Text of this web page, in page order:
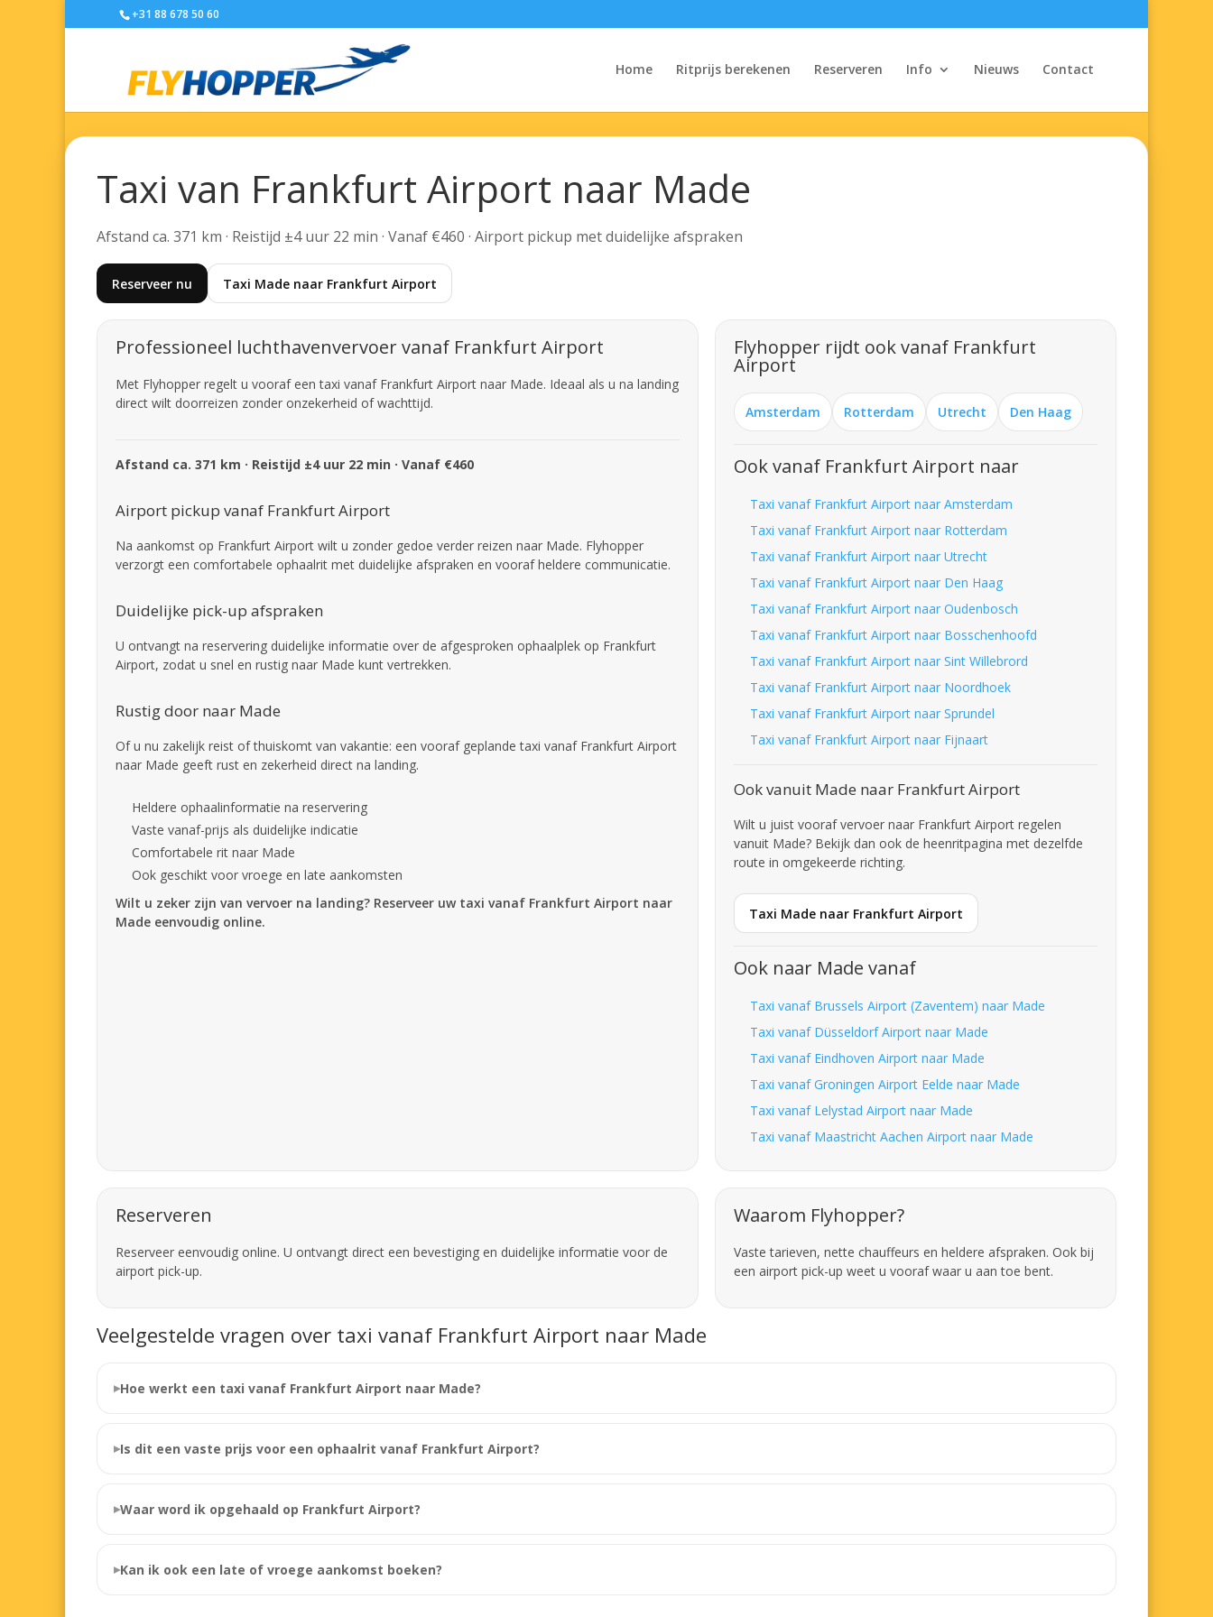
+31 88 678 50 60
Home Ritprijs berekenen Reserveren Info Nieuws Contact
Taxi van Frankfurt Airport naar Made
Afstand ca. 371 km · Reistijd ±4 uur 22 min · Vanaf €460 · Airport pickup met duidelijke afspraken
Reserveer nu Taxi Made naar Frankfurt Airport
Professioneel luchthavenvervoer vanaf Frankfurt Airport
Met Flyhopper regelt u vooraf een taxi vanaf Frankfurt Airport naar Made. Ideaal als u na landing
direct wilt doorreizen zonder onzekerheid of wachttijd.
Afstand ca. 371 km · Reistijd ±4 uur 22 min · Vanaf €460
Airport pickup vanaf Frankfurt Airport
Na aankomst op Frankfurt Airport wilt u zonder gedoe verder reizen naar Made. Flyhopper
verzorgt een comfortabele ophaalrit met duidelijke afspraken en vooraf heldere communicatie.
Duidelijke pick-up afspraken
U ontvangt na reservering duidelijke informatie over de afgesproken ophaalplek op Frankfurt
Airport, zodat u snel en rustig naar Made kunt vertrekken.
Rustig door naar Made
Of u nu zakelijk reist of thuiskomt van vakantie: een vooraf geplande taxi vanaf Frankfurt Airport
naar Made geeft rust en zekerheid direct na landing.
Heldere ophaalinformatie na reservering
Vaste vanaf-prijs als duidelijke indicatie
Comfortabele rit naar Made
Ook geschikt voor vroege en late aankomsten
Wilt u zeker zijn van vervoer na landing? Reserveer uw taxi vanaf Frankfurt Airport naar
Made eenvoudig online.
Flyhopper rijdt ook vanaf Frankfurt
Airport
Amsterdam Rotterdam Utrecht Den Haag
Ook vanaf Frankfurt Airport naar
Taxi vanaf Frankfurt Airport naar Amsterdam
Taxi vanaf Frankfurt Airport naar Rotterdam
Taxi vanaf Frankfurt Airport naar Utrecht
Taxi vanaf Frankfurt Airport naar Den Haag
Taxi vanaf Frankfurt Airport naar Oudenbosch
Taxi vanaf Frankfurt Airport naar Bosschenhoofd
Taxi vanaf Frankfurt Airport naar Sint Willebrord
Taxi vanaf Frankfurt Airport naar Noordhoek
Taxi vanaf Frankfurt Airport naar Sprundel
Taxi vanaf Frankfurt Airport naar Fijnaart
Ook vanuit Made naar Frankfurt Airport
Wilt u juist vooraf vervoer naar Frankfurt Airport regelen
vanuit Made? Bekijk dan ook de heenritpagina met dezelfde
route in omgekeerde richting.
Taxi Made naar Frankfurt Airport
Ook naar Made vanaf
Taxi vanaf Brussels Airport (Zaventem) naar Made
Taxi vanaf Düsseldorf Airport naar Made
Taxi vanaf Eindhoven Airport naar Made
Taxi vanaf Groningen Airport Eelde naar Made
Taxi vanaf Lelystad Airport naar Made
Taxi vanaf Maastricht Aachen Airport naar Made
Reserveren
Reserveer eenvoudig online. U ontvangt direct een bevestiging en duidelijke informatie voor de
airport pick-up.
Waarom Flyhopper?
Vaste tarieven, nette chauffeurs en heldere afspraken. Ook bij
een airport pick-up weet u vooraf waar u aan toe bent.
Veelgestelde vragen over taxi vanaf Frankfurt Airport naar Made
Hoe werkt een taxi vanaf Frankfurt Airport naar Made?
Is dit een vaste prijs voor een ophaalrit vanaf Frankfurt Airport?
Waar word ik opgehaald op Frankfurt Airport?
Kan ik ook een late of vroege aankomst boeken?